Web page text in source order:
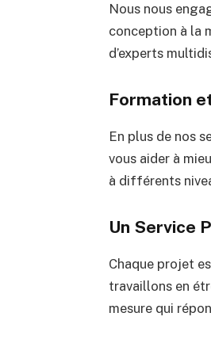
Nous nous
conception à la
d’experts
Formation
En plus de nos
vous aider à
à différents
Un Service
Chaque projet
travaillons en
mesure qui